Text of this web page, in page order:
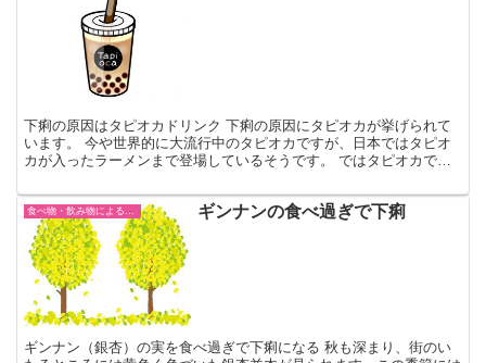
下痢の原因はタピオカドリンク 下痢の原因にタピオカが挙げられて
います。 今や世界的に大流行中のタピオカですが、日本ではタピオ
カが入ったラーメンまで登場しているそうです。 ではタピオカで下
食べ物・飲み物による下痢 ギンナンの食べ過ぎで下痢
ギンナン（銀杏）の実を食べ過ぎで下痢になる 秋も深まり、街のい